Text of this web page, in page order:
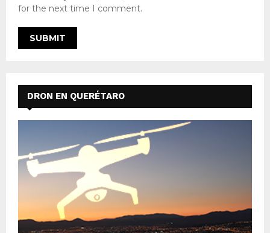
for the next time I comment.
DRON EN QUERÉTARO